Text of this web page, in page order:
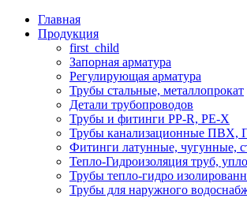
Главная
Продукция
first_child
Запорная арматура
Регулирующая арматура
Трубы стальные, металлопрокат
Детали трубопроводов
Трубы и фитинги PP-R, PE-X
Трубы канализационные ПВХ,
Фитинги латунные, чугунные,
Тепло-Гидроизоляция труб,
Трубы тепло-гидро
Трубы для наружного